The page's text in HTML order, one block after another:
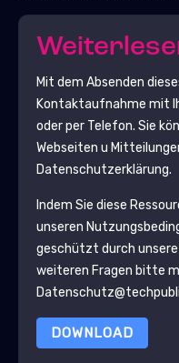
Mit dem Absenden
Kontaktaufnahme mit
oder per Telefon. Sie
Webseiten u
Datenschutzerklärung.
Indem Sie diese
unseren
geschützt durch unsere
weiteren Fragen bitte
DOWNLOAD